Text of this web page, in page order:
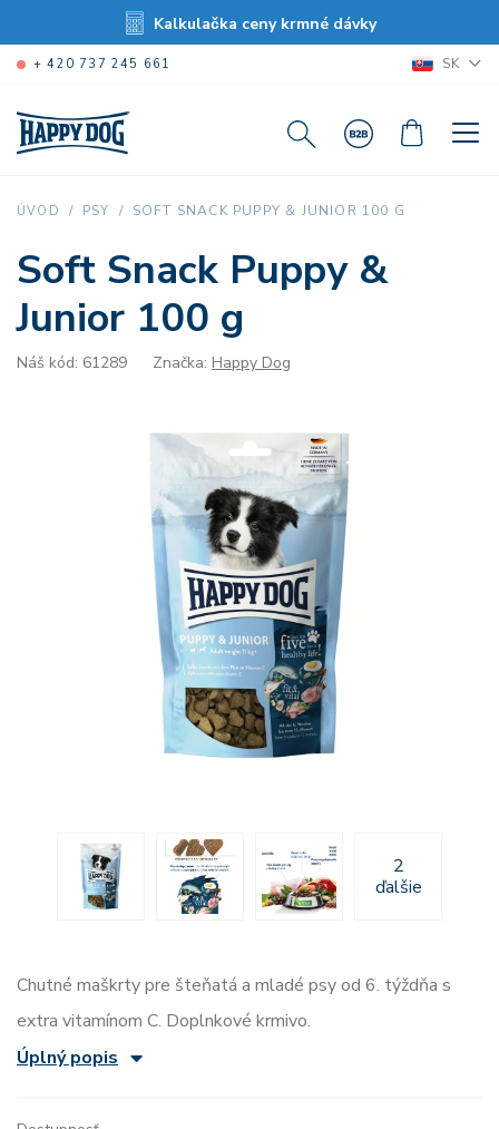
Kalkulačka ceny krmné dávky
+ 420 737 245 661 SK
ÚVOD PSY SOFT SNACK PUPPY & JUNIOR 100 G
Soft Snack Puppy &
Junior 100 g
Náš kód: 61289 Značka: Happy Dog
2
ďalšie
Chutné maškrty pre šteňatá a mladé psy od 6. týždňa s
extra vitamínom C. Doplnkové krmivo.
Úplný popis